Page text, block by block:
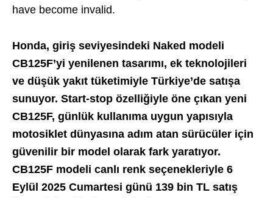
have become invalid.
Honda, giriş seviyesindeki Naked modeli
CB125F’yi yenilenen tasarımı, ek teknolojileri
ve düşük yakıt tüketimiyle Türkiye’de satışa
sunuyor. Start-stop özelliğiyle öne çıkan yeni
CB125F, günlük kullanıma uygun yapısıyla
motosiklet dünyasına adım atan sürücüler için
güvenilir bir model olarak fark yaratıyor.
CB125F modeli canlı renk seçenekleriyle 6
Eylül 2025 Cumartesi günü 139 bin TL satış